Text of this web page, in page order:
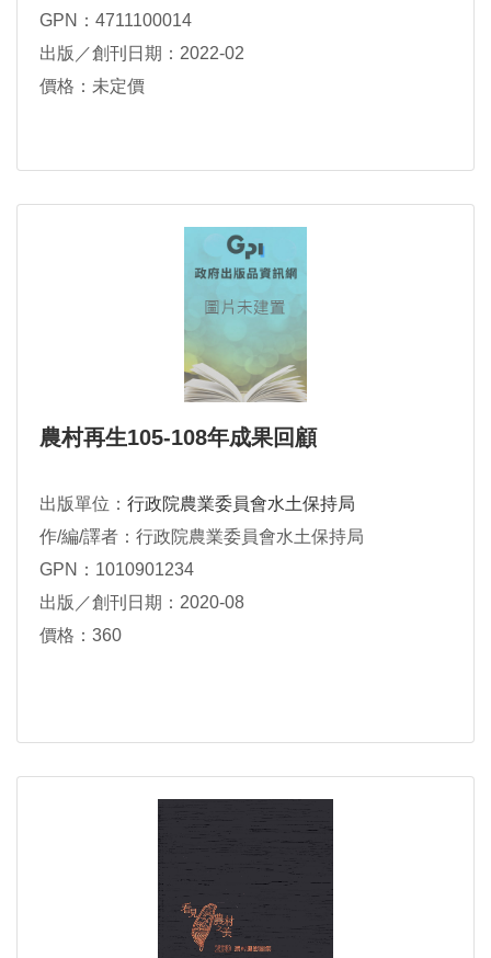
GPN：4711100014
出版／創刊日期：2022-02
價格：未定價
農村再生105-108年成果回顧
出版單位： 行政院農業委員會水土保持局
作/編/譯者：行政院農業委員會水土保持局
GPN：1010901234
出版／創刊日期：2020-08
價格：360